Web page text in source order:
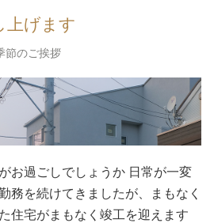
上げます
節のご挨拶
お過ごしでしょうか 日常が一変
務を続けてきましたが、まもなく
住宅がまもなく竣工を迎えます